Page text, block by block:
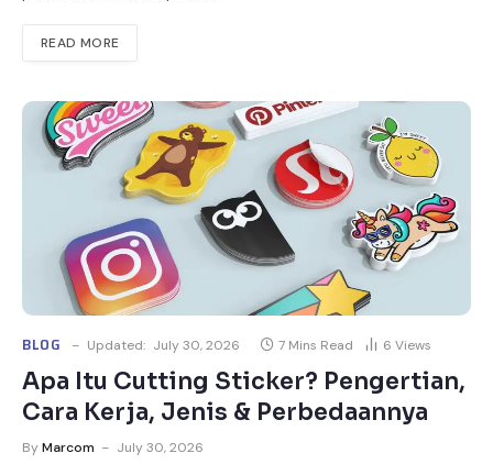
READ MORE
BLOG Updated: July 30, 2026 7 Mins Read 6 Views
Apa Itu Cutting Sticker? Pengertian,
Cara Kerja, Jenis & Perbedaannya
ByMarcom July 30, 2026